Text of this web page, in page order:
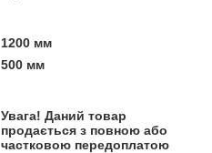
1200 мм
500 мм
Увага! Даний товар
продається з повною або
частковою передоплатою